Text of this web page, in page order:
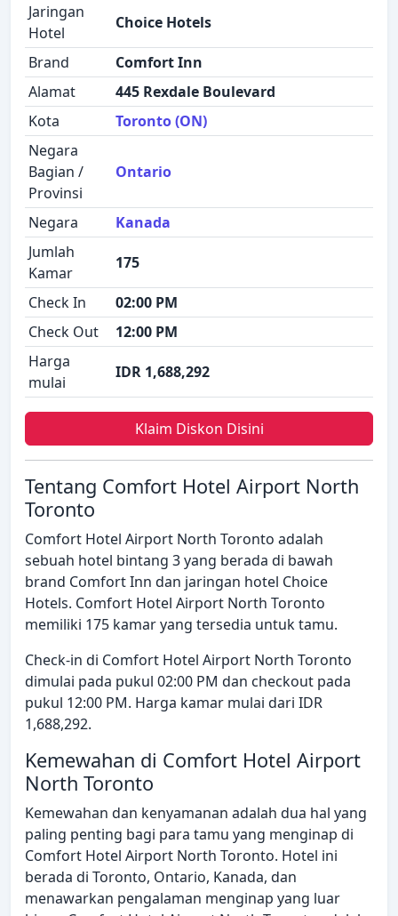
Jaringan
Hotel
Choice Hotels
Brand
Comfort Inn
Alamat
445 Rexdale Boulevard
Kota
Toronto (ON)
Negara
Bagian /
Provinsi
Ontario
Negara
Kanada
Jumlah
Kamar
175
Check In
02:00 PM
Check Out
12:00 PM
Harga
mulai
IDR 1,688,292
Klaim Diskon Disini
Tentang Comfort Hotel Airport North
Toronto
Comfort Hotel Airport North Toronto adalah
sebuah hotel bintang 3 yang berada di bawah
brand Comfort Inn dan jaringan hotel Choice
Hotels. Comfort Hotel Airport North Toronto
memiliki 175 kamar yang tersedia untuk tamu.
Check-in di Comfort Hotel Airport North Toronto
dimulai pada pukul 02:00 PM dan checkout pada
pukul 12:00 PM. Harga kamar mulai dari IDR
1,688,292.
Kemewahan di Comfort Hotel Airport
North Toronto
Kemewahan dan kenyamanan adalah dua hal yang
paling penting bagi para tamu yang menginap di
Comfort Hotel Airport North Toronto. Hotel ini
berada di Toronto, Ontario, Kanada, dan
menawarkan pengalaman menginap yang luar